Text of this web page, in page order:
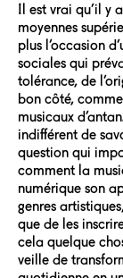
Il est vrai qu’il y
moyennes
plus l’occasion
sociales qui
tolérance, de
bon côté,
musicaux
indifférent de
question qui
comment la
numérique son
genres
que de les
cela quelque
veille de